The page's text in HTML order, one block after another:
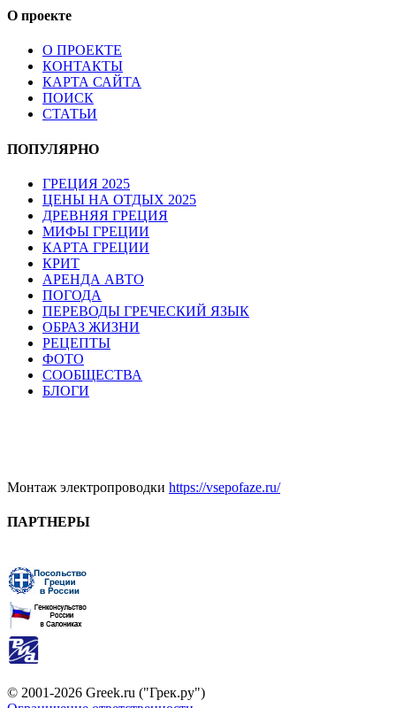
О проекте
О ПРОЕКТЕ
КОНТАКТЫ
КАРТА САЙТА
ПОИСК
СТАТЬИ
ПОПУЛЯРНО
ГРЕЦИЯ 2025
ЦЕНЫ НА ОТДЫХ 2025
ДРЕВНЯЯ ГРЕЦИЯ
МИФЫ ГРЕЦИИ
КАРТА ГРЕЦИИ
КРИТ
АРЕНДА АВТО
ПОГОДА
ПЕРЕВОДЫ ГРЕЧЕСКИЙ ЯЗЫК
ОБРАЗ ЖИЗНИ
РЕЦЕПТЫ
ФОТО
СООБЩЕСТВА
БЛОГИ
Монтаж электропроводки https://vsepofaze.ru/
ПАРТНЕРЫ
© 2001-2026 Greek.ru ("Грек.ру")